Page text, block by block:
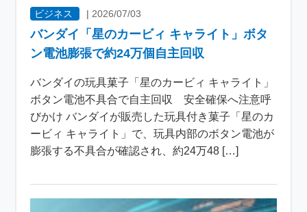
ビジネス |2026/07/03
バンダイ「星のカービィ キャライト」ボタ
ン電池膨張で約24万個自主回収
バンダイの玩具菓子「星のカービィ キャライト」
ボタン電池不具合で自主回収 安全確保へ注意呼
びかけ バンダイが販売した玩具付き菓子「星のカ
ービィ キャライト」で、玩具内部のボタン電池が
膨張する不具合が確認され、約24万48 […]